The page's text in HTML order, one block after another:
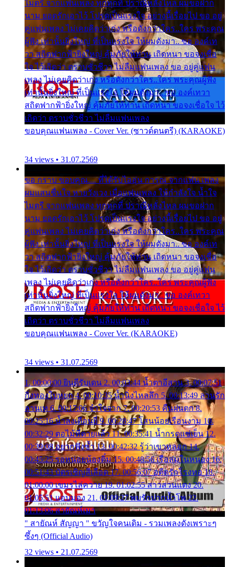
ไมตรี จากแฟนเพลง ทุกทุกที่ ปราณีหลั่งไหล ผมขอฝาก
นาม ยอดรักเอาไว้ โปรดเป็นแรงใจ อย่างนี้เรื่อยไป ขอ อยู่
คู่แฟนเพลง ไม่เคยคิดว่าเก่ง หรือดังกว่าใคร..ใคร พระคุณ
ผู้ฟัง เท่านั้นยิ่งใหญ่ ที่เป็นแรงใจ ให้ผมดังมา.. ขอ องค์เท
วา สถิตฟากฟ้ายิ่งใหญ่ คุ้มภัยให้ท่าน เถิดหนา ขอจงเชื่อ
ใจ ไว้เถิดว่า ตราบชั่วชีวา ไม่ลืมแฟนเพลง ขอ อยู่คู่แฟน
เพลง ไม่เคยคิดว่าเก่ง หรือดังกว่าใคร..ใคร พระคุณผู้ฟัง
เท่านั้นยิ่งใหญ่ ที่เป็นแรงใจ ให้ผมดังมา.. ขอ องค์เทวา
สถิตฟากฟ้ายิ่งใหญ่ คุ้มภัยให้ท่าน เถิดหนา ขอจงเชื่อใจ ไว้
เถิดว่า ตราบชั่วชีวา ไม่ลืมแฟนเพลง
ขอบคุณแฟนเพลง - Cover Ver. (ซาวด์ดนตรี) (KARAOKE)
34 views • 31.07.2569
ขอ กราบ ขอบคุณ.... ที่ได้รับไออุ่น การุณ จากแฟน เพลง
ผมแสนชื่นใจ หายวังเวง เมื่อแฟนเพลง ให้กำลังใจ น้ำใจ
ไมตรี จากแฟนเพลง ทุกทุกที่ ปราณีหลั่งไหล ผมขอฝาก
นาม ยอดรักเอาไว้ โปรดเป็นแรงใจ อย่างนี้เรื่อยไป ขอ อยู่
คู่แฟนเพลง ไม่เคยคิดว่าเก่ง หรือดังกว่าใคร..ใคร พระคุณ
ผู้ฟัง เท่านั้นยิ่งใหญ่ ที่เป็นแรงใจ ให้ผมดังมา.. ขอ องค์เท
วา สถิตฟากฟ้ายิ่งใหญ่ คุ้มภัยให้ท่าน เถิดหนา ขอจงเชื่อ
ใจ ไว้เถิดว่า ตราบชั่วชีวา ไม่ลืมแฟนเพลง ขอ อยู่คู่แฟน
เพลง ไม่เคยคิดว่าเก่ง หรือดังกว่าใคร..ใคร พระคุณผู้ฟัง
เท่านั้นยิ่งใหญ่ ที่เป็นแรงใจ ให้ผมดังมา.. ขอ องค์เทวา
สถิตฟากฟ้ายิ่งใหญ่ คุ้มภัยให้ท่าน เถิดหนา ขอจงเชื่อใจ ไว้
เถิดว่า ตราบชั่วชีวา ไม่ลืมแฟนเพลง
ขอบคุณแฟนเพลง - Cover Ver. (KARAOKE)
34 views • 31.07.2569
1. 00:00:00 ยินดีรับเดน 2. 00:03:44 น้ำตาอีสาน 3. 00:07:51
กิ่งทองใบหยก 4. 00:10:35 น้ำนิ่งไหลลึก 5. 00:13:49 ลานรัก
ลานเท 6. 00:17:06 จำใจจาก 7. 00:20:53 คืนฝนตก 8.
00:25:16 น้ำลงเดือนยี่ 9. 00:28:47 โสนน้อยเรือนงาม 10.
00:32:29 ตอไม้ที่ตายแล้ว 11. 00:35:41 น้ำกรดแช่เย็น 12.
00:39:08 อยากฟังซ้ำ 13. 00:42:32 รู้ว่าเขาหลอก 14.
00:45:25 รอหน่อยน้องติ๋ม 15. 00:48:56 เรือล่มในหนอง 16.
00:51:43 บัตรเชิญสีเลือด 17. 00:56:07 อดีตรักโรงทอ 18.
01:00:00 เขมรไล่ควาย 19. 01:02:55 สาวสวนแตง 20.
01:05:51 แอบมอง 21. 01:09:27 พบรักปากน้ำโพ 22.
01:13:06 สายัณห์เมา
" สายัณห์ สัญญา " ขวัญใจคนเดิม - รวมเพลงดังเพราะๆ
ซึ้งๆ (Official Audio)
32 views • 21.07.2569